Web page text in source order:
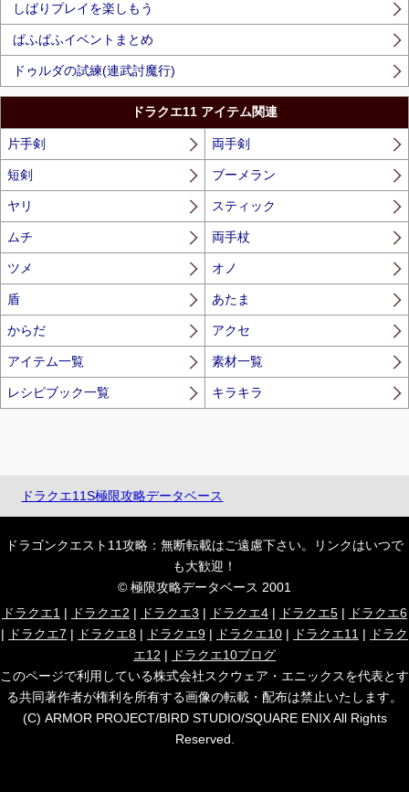
しばりプレイを楽しもう
ぱふぱふイベントまとめ
ドゥルダの試練(連武討魔行)
ドラクエ11 アイテム関連
片手剣 両手剣
短剣 ブーメラン
ヤリ スティック
ムチ 両手杖
ツメ オノ
盾 あたま
からだ アクセ
アイテム一覧 素材一覧
レシピブック一覧 キラキラ
ドラクエ11S極限攻略データベース
ドラゴンクエスト11攻略：無断転載はご遠慮下さい。リンクはいつで
も大歓迎！
© 極限攻略データベース 2001
ドラクエ1 | ドラクエ2 | ドラクエ3 | ドラクエ4 | ドラクエ5 |
ドラクエ6
|
ドラクエ7 | ドラクエ8 | ドラクエ9 | ドラクエ10 | ドラクエ11 |
ドラク
エ12 |
ドラクエ10ブログ
このページで利用している株式会社スクウェア・エニックスを代表とす
る共同著作者が権利を所有する画像の転載・配布は禁止いたします。
(C) ARMOR PROJECT/BIRD STUDIO/SQUARE ENIX All Rights
Reserved.